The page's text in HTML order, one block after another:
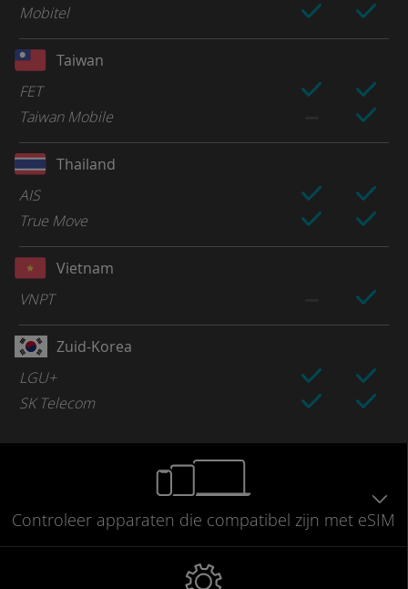
Mobitel
Taiwan
FET
Taiwan Mobile
Thailand
AIS
True Move
Vietnam
VNPT
Zuid-Korea
LGU+
SK Telecom
Controleer apparaten die compatibel zijn met eSIM